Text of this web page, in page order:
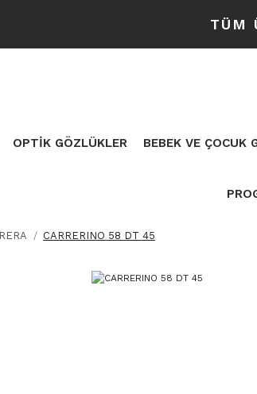
TÜM
OPTİK GÖZLÜKLER BEBEK VE ÇOCUK
CARRERINO 58 DT 45